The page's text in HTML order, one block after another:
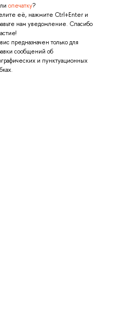
опечатку?
её, нажмите Ctrl+Enter и
нам уведомление. Спасибо
предназначен только для
сообщений об
и пунктуационных